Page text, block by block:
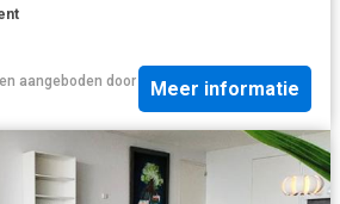
aangeboden door
Meer informatie